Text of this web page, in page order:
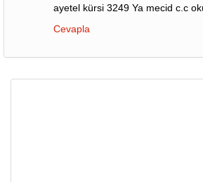
ayetel kürsi 3249 Ya mecid c.c
Cevapla